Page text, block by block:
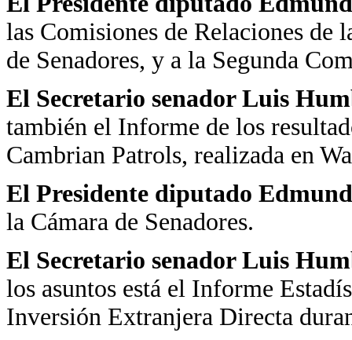
las Comisiones de Relaciones de
de Senadores, y a la Segunda
El Secretario senador Luis
también el Informe de los
Cambrian Patrols, realizada en
El Presidente diputado
la Cámara de Senadores.
El Secretario senador Luis
los asuntos está el Informe
Inversión Extranjera Directa